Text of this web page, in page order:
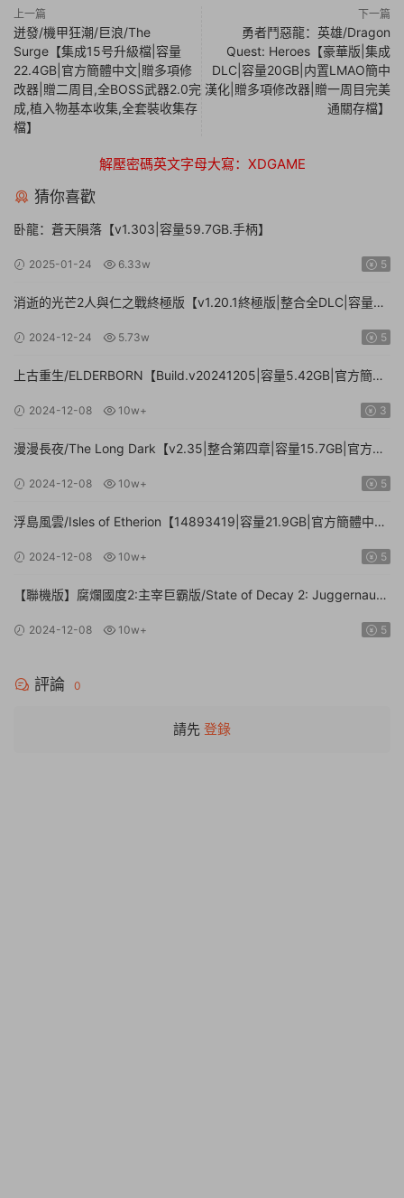
上一篇
迸發/機甲狂潮/巨浪/The
Surge【集成15号升級檔|容量
22.4GB|官方簡體中文|贈多項修
改器|贈二周目,全BOSS武器2.0完
成,植入物基本收集,全套裝收集存
檔】
下一篇
勇者鬥惡龍：英雄/Dragon
Quest: Heroes【豪華版|集成
DLC|容量20GB|内置LMAO簡中
漢化|贈多項修改器|贈一周目完美
通關存檔】
解壓密碼英文字母大寫：XDGAME
猜你喜歡
卧龍：蒼天隕落【v1.303|容量59.7GB.手柄】
2025-01-24 6.33w 5
消逝的光芒2人與仁之戰終極版【v1.20.1終極版|整合全DLC|容量
2024-12-24 5.73w 5
上古重生/ELDERBORN【Build.v20241205|容量5.42GB|官方簡體
2024-12-08 10w+ 3
漫漫長夜/The Long Dark【v2.35|整合第四章|容量15.7GB|官方簡
2024-12-08 10w+ 5
浮島風雲/Isles of Etherion【14893419|容量21.9GB|官方簡體中
2024-12-08 10w+ 5
【聯機版】腐爛國度2:主宰巨霸版/State of Decay 2: Juggernaut
2024-12-08 10w+ 5
評論 0
請先 登錄